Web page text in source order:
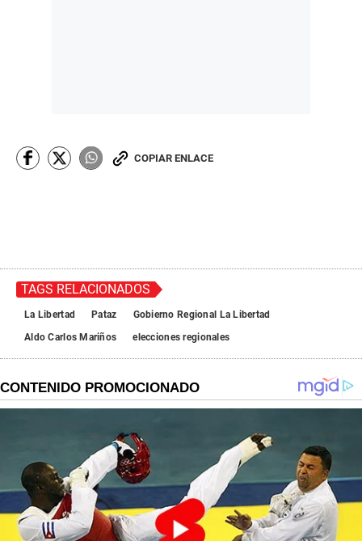
COPIAR ENLACE
TAGS RELACIONADOS
La Libertad Pataz
Gobierno Regional La Libertad
Aldo Carlos Mariños
elecciones regionales